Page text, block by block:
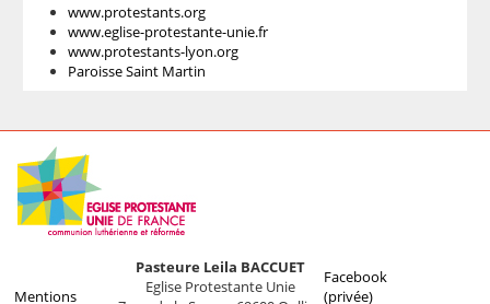
www.protestants.org
www.eglise-protestante-unie.fr
www.protestants-lyon.org
Paroisse Saint Martin
Mentions
Pasteure Leila BACCUET
Eglise Protestante Unie
Facebook
(privée)